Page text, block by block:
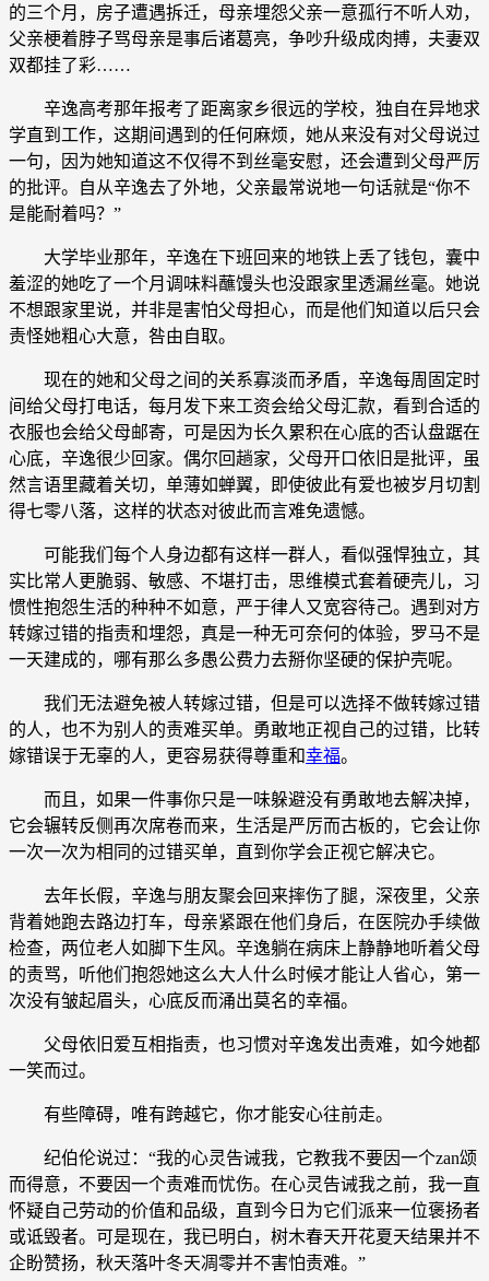
的三个月，房子遭遇拆迁，母亲埋怨父亲一意孤行不听人劝，
父亲梗着脖子骂母亲是事后诸葛亮，争吵升级成肉搏，夫妻双
双都挂了彩……
辛逸高考那年报考了距离家乡很远的学校，独自在异地求
学直到工作，这期间遇到的任何麻烦，她从来没有对父母说过
一句，因为她知道这不仅得不到丝毫安慰，还会遭到父母严厉
的批评。自从辛逸去了外地，父亲最常说地一句话就是“你不
是能耐着吗？”
大学毕业那年，辛逸在下班回来的地铁上丢了钱包，囊中
羞涩的她吃了一个月调味料蘸馒头也没跟家里透漏丝毫。她说
不想跟家里说，并非是害怕父母担心，而是他们知道以后只会
责怪她粗心大意，咎由自取。
现在的她和父母之间的关系寡淡而矛盾，辛逸每周固定时
间给父母打电话，每月发下来工资会给父母汇款，看到合适的
衣服也会给父母邮寄，可是因为长久累积在心底的否认盘踞在
心底，辛逸很少回家。偶尔回趟家，父母开口依旧是批评，虽
然言语里藏着关切，单薄如蝉翼，即使彼此有爱也被岁月切割
得七零八落，这样的状态对彼此而言难免遗憾。
可能我们每个人身边都有这样一群人，看似强悍独立，其
实比常人更脆弱、敏感、不堪打击，思维模式套着硬壳儿，习
惯性抱怨生活的种种不如意，严于律人又宽容待己。遇到对方
转嫁过错的指责和埋怨，真是一种无可奈何的体验，罗马不是
一天建成的，哪有那么多愚公费力去掰你坚硬的保护壳呢。
我们无法避免被人转嫁过错，但是可以选择不做转嫁过错
的人，也不为别人的责难买单。勇敢地正视自己的过错，比转
嫁错误于无辜的人，更容易获得尊重和幸福。
而且，如果一件事你只是一味躲避没有勇敢地去解决掉，
它会辗转反侧再次席卷而来，生活是严厉而古板的，它会让你
一次一次为相同的过错买单，直到你学会正视它解决它。
去年长假，辛逸与朋友聚会回来摔伤了腿，深夜里，父亲
背着她跑去路边打车，母亲紧跟在他们身后，在医院办手续做
检查，两位老人如脚下生风。辛逸躺在病床上静静地听着父母
的责骂，听他们抱怨她这么大人什么时候才能让人省心，第一
次没有皱起眉头，心底反而涌出莫名的幸福。
父母依旧爱互相指责，也习惯对辛逸发出责难，如今她都
一笑而过。
有些障碍，唯有跨越它，你才能安心往前走。
纪伯伦说过：“我的心灵告诫我，它教我不要因一个zan颂
而得意，不要因一个责难而忧伤。在心灵告诫我之前，我一直
怀疑自己劳动的价值和品级，直到今日为它们派来一位褒扬者
或诋毁者。可是现在，我已明白，树木春天开花夏天结果并不
企盼赞扬，秋天落叶冬天凋零并不害怕责难。”